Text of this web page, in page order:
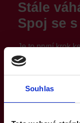
Souhlas
Stále
Spoj se
Je to první krok
příběh
udělat a co
Kontaktuj nás